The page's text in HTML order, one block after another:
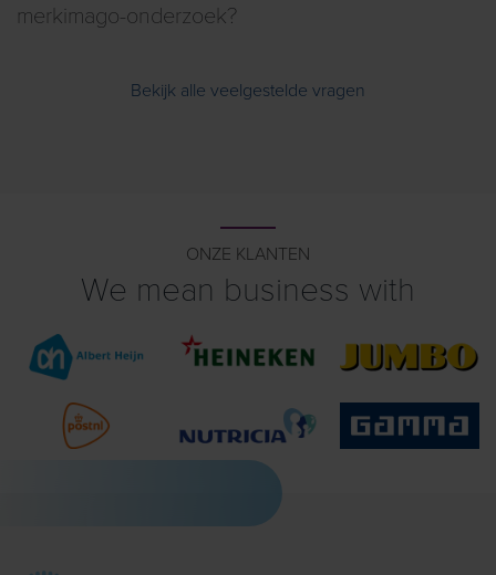
merkimago-onderzoek?
Bekijk alle veelgestelde vragen
ONZE KLANTEN
We mean business with